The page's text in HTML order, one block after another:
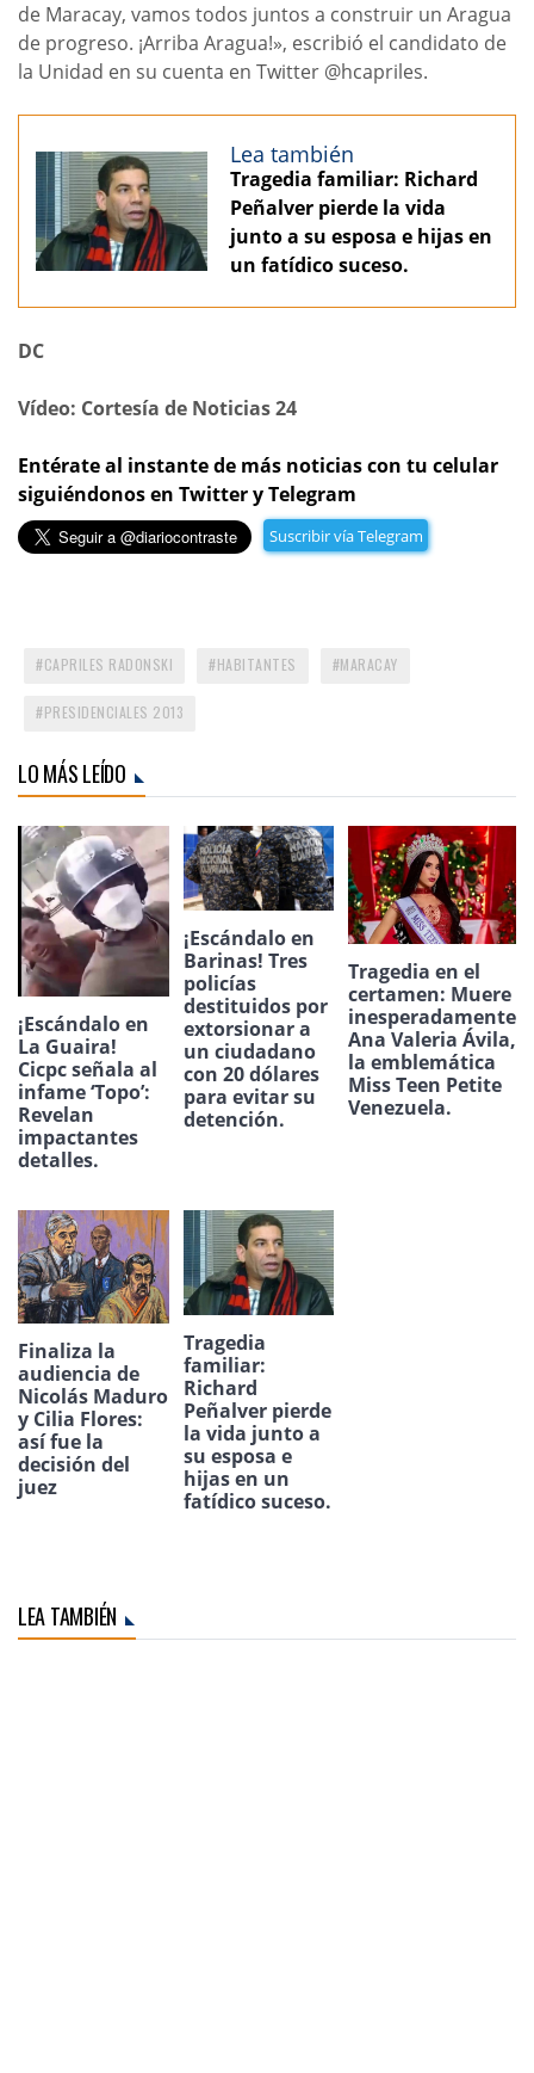
de Maracay, vamos todos juntos a construir un Aragua
de progreso. ¡Arriba Aragua!», escribió el candidato de
la Unidad en su cuenta en Twitter @hcapriles.
Lea también
Tragedia familiar: Richard
Peñalver pierde la vida
junto a su esposa e hijas en
un fatídico suceso.
DC
Vídeo: Cortesía de Noticias 24
Entérate al instante de más noticias con tu celular
siguiéndonos en Twitter y Telegram
Suscribir vía Telegram
CAPRILES RADONSKI HABITANTES MARACAY
PRESIDENCIALES 2013
LO MÁS LEÍDO
¡Escándalo en
La Guaira!
Cicpc señala al
infame ‘Topo’:
Revelan
impactantes
detalles.
¡Escándalo en
Barinas! Tres
policías
destituidos por
extorsionar a
un ciudadano
con 20 dólares
para evitar su
detención.
Tragedia en el
certamen: Muere
inesperadamente
Ana Valeria Ávila,
la emblemática
Miss Teen Petite
Venezuela.
Finaliza la
audiencia de
Nicolás Maduro
y Cilia Flores:
así fue la
decisión del
juez
Tragedia
familiar:
Richard
Peñalver pierde
la vida junto a
su esposa e
hijas en un
fatídico suceso.
LEA TAMBIÉN